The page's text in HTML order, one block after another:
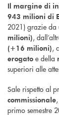
Il margine di
943 milioni di
2021) grazie da
milioni),
(+16 milioni),
erogato e della
superiori alle
Sale rispetto al
commissionale
primo semestre